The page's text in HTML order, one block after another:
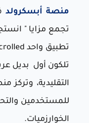
منصة أبسكرولد
تجمع مزايا "
تلكون أول بديل
التقليدية، وتركز
للمستخدمين
الخوارزميات.